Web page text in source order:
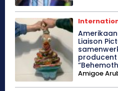
Liaison
Amigoe